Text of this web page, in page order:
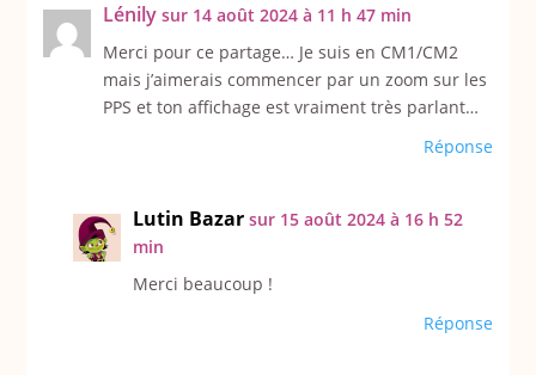
Lénily sur 14 août 2024 à 11 h 47 min
Merci pour ce partage… Je suis en CM1/CM2
mais j’aimerais commencer par un zoom sur les
PPS et ton affichage est vraiment très parlant…
Réponse
Lutin Bazar sur 15 août 2024 à 16 h 52
min
Merci beaucoup !
Réponse